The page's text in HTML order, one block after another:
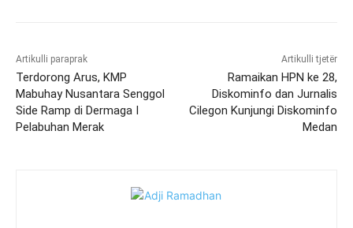
Artikulli paraprak
Terdorong Arus, KMP
Mabuhay Nusantara Senggol
Side Ramp di Dermaga I
Pelabuhan Merak
Artikulli tjetër
Ramaikan HPN ke 28,
Diskominfo dan Jurnalis
Cilegon Kunjungi Diskominfo
Medan